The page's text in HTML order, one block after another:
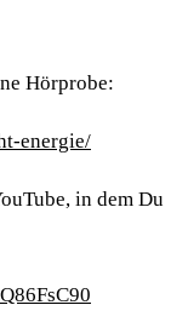
Hörprobe:
energie/
in dem Du